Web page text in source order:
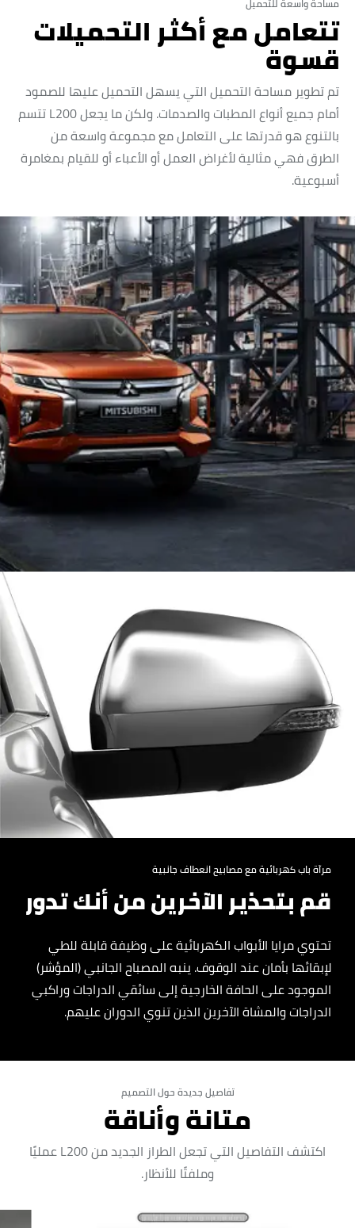
تتعامل مع أكثر التحميلات
قسوة
تم تطوير مساحة التحميل التي يسهل التحميل عليها للصمود
أمام جميع أنواع المطبات والصدمات. ولكن ما يجعل L200 تتسم
بالتنوع هو قدرتها على التعامل مع مجموعة واسعة من
الطرق فهي مثالية لأغراض العمل أو الأعباء أو للقيام بمغامرة
أسبوعية.
مرآة باب كهربائية مع مصابيح انعطاف جانبية
قم بتحذير الآخرين من أنك تدور
تحتوي مرايا الأبواب الكهربائية على وظيفة قابلة للطي
لإبقائها بأمان عند الوقوف. ينبه المصباح الجانبي (المؤشر)
الموجود على الحافة الخارجية إلى سائقي الدراجات وراكبي
الدراجات والمشاة الآخرين الذين تنوي الدوران عليهم.
تفاصيل جديدة حول التصميم
متانة وأناقة
اكتشف التفاصيل التي تجعل الطراز الجديد من L200 عمليًا
وملفتًا للأنظار.